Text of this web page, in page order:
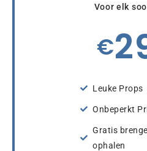
Voor elk
€
Leuke Props
Onbeperkt
Gratis
ophalen